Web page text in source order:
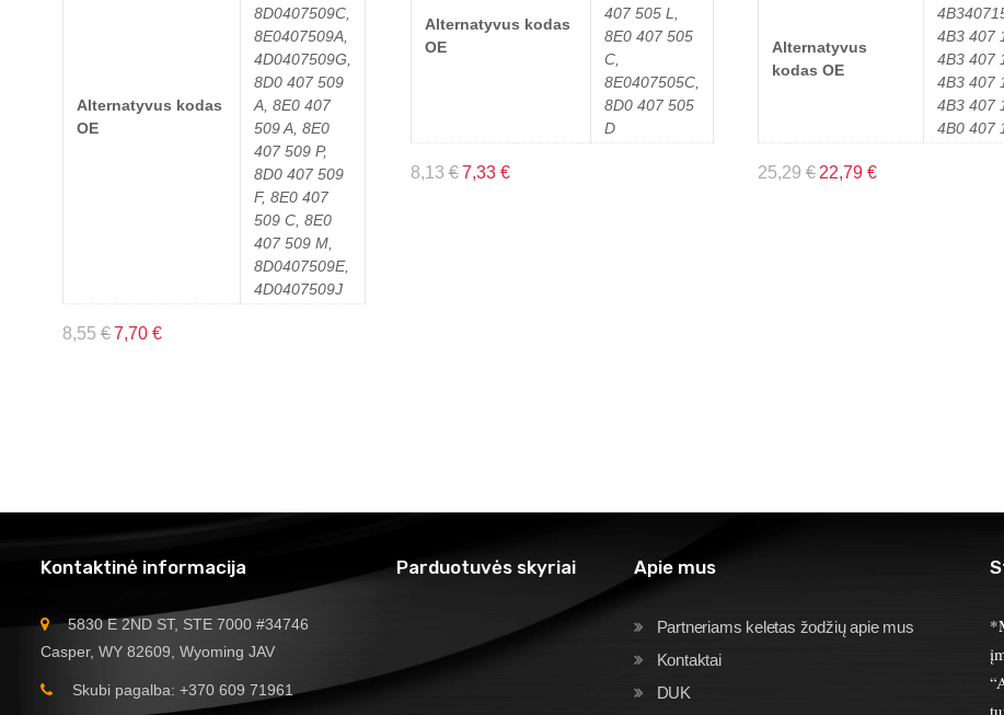
Alternatyvus kodas
OE
8D0407509C,
8E0407509A,
4D0407509G,
8D0 407 509
A, 8E0 407
509 A, 8E0
407 509 P,
8D0 407 509
F, 8E0 407
509 C, 8E0
407 509 M,
8D0407509E,
4D0407509J
8,55 €7,70 €
Alternatyvus kodas
OE
407 505 L,
8E0 407 505
C,
8E0407505C,
8D0 407 505
D
8,13€ 7,33 €
Alternatyvus
kodas OE
4B3 407
4B3 407
4B3 407
4B3 407
4B0 407
25,29 € 22,79 €
Kontaktinė informacija
5830 E 2ND ST, STE 7000 #34746
Casper, WY 82609, Wyoming JAV
Skubi pagalba: +370 609 71961
Parduotuvės skyriai Apie mus
Partneriams keletas žodžių apie mus
Kontaktai
DUK